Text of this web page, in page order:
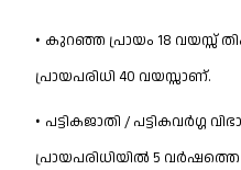
കുറഞ്ഞ പ്രായം 18 വയസ്സ്
പ്രായപരിധി 40 വയസ്സാണ്.
പട്ടികജാതി / പട്ടികവർഗ്ഗ
പ്രായപരിധിയിൽ 5